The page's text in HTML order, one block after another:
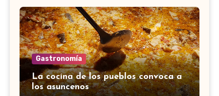
Gastronomía
La cocina de los pueblos convoca a
los asuncenos